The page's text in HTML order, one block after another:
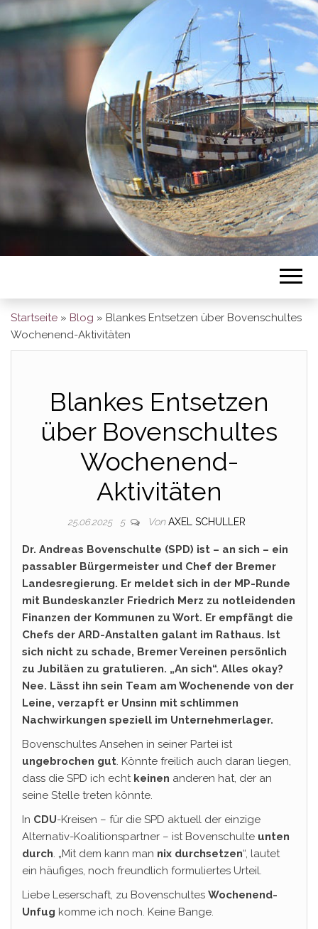
BREMEN SO
GESEHEN
Startseite » Blog » Blankes Entsetzen über Bovenschultes
Wochenend-Aktivitäten
Blankes Entsetzen
über Bovenschultes
Wochenend-
Aktivitäten
25.06.2025 5 Von AXEL SCHULLER
Dr. Andreas Bovenschulte (SPD) ist – an sich – ein
passabler Bürgermeister und Chef der Bremer
Landesregierung. Er meldet sich in der MP-Runde
mit Bundeskanzler Friedrich Merz zu notleidenden
Finanzen der Kommunen zu Wort. Er empfängt die
Chefs der ARD-Anstalten galant im Rathaus. Ist
sich nicht zu schade, Bremer Vereinen persönlich
zu Jubiläen zu gratulieren. „An sich“. Alles okay?
Nee. Lässt ihn sein Team am Wochenende von der
Leine, verzapft er Unsinn mit schlimmen
Nachwirkungen speziell im Unternehmerlager.
Bovenschultes Ansehen in seiner Partei ist
ungebrochen gut. Könnte freilich auch daran liegen,
dass die SPD ich echt keinen anderen hat, der an
seine Stelle treten könnte.
In CDU-Kreisen – für die SPD aktuell der einzige
Alternativ-Koalitionspartner – ist Bovenschulte unten
durch. „Mit dem kann man nix durchsetzen“, lautet
ein häufiges, noch freundlich formuliertes Urteil.
Liebe Leserschaft, zu Bovenschultes Wochenend-
Unfug komme ich noch. Keine Bange.